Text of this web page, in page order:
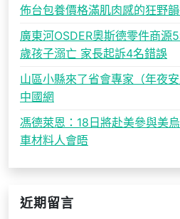
佈台包養價格滿肌肉感的狂野
廣東河OSDER奧斯德零件商源
歲孩子溺亡 家長起訴4名錯誤
山區小縣來了省會專家（年夜
中國網
馮德萊恩：18日將赴美參與美
車材料人會晤
近期留言